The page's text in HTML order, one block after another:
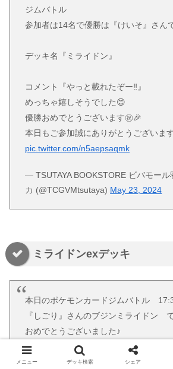
ジムバトル
参加者は14名で優勝は『けいそ』さん
デッキ名『ミライドン』
コメント『やっと載れたぞー‼️』
めっちゃ嬉しそうでした😊
優勝おめでとうございます㊗️🎉
本日もご参加誠にありがとうございま
pic.twitter.com/n5aepsaqmk
— TSUTAYA BOOKSTORE ビバモール
カ (@TCGVMtsutaya) May 23, 2024
ミライドンexデッキ
本日のポケモンカードジムバトル
『しごり』さんのブジンミライドン で
おめでとうございました♪
１位🥇しごりさん
メニュー デッキ検索 シェア